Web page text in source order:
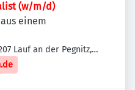
(w/m/d)
einem
Lauf an der Pegnitz,